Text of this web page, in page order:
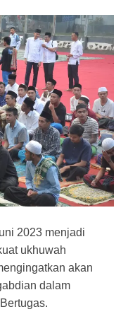
2023 menjadi
ukhuwah
akan
dalam